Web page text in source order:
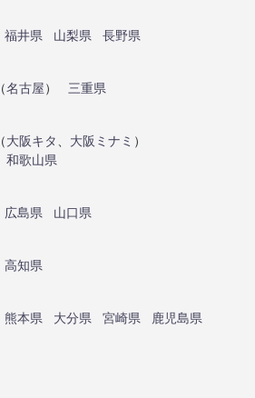
福井県 山梨県
長野県
（名古屋）
三重県
（大阪キタ、 大阪ミナミ ）
和歌山県
広島県
山口県
高知県
熊本県 大分県 宮崎県
鹿児島県